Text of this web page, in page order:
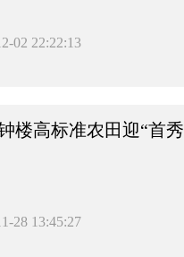
02 22:22:13
楼高标准农田迎“首
28 13:45:27